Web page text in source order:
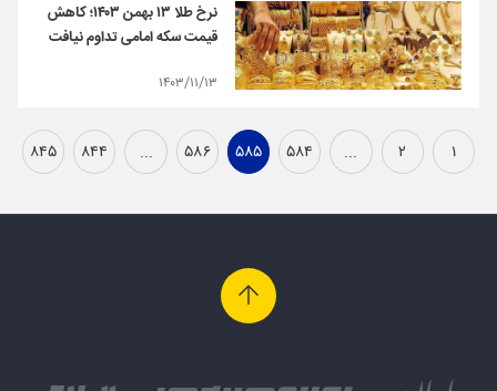
نرخ طلا ۱۳ بهمن ۱۴۰۳؛ کاهش
قیمت سکه امامی تداوم نیافت
۱۴۰۳/۱۱/۱۳
۱ ۲ ... ۵۸۴ ۵۸۵ ۵۸۶ ... ۸۴۴ ۸۴۵